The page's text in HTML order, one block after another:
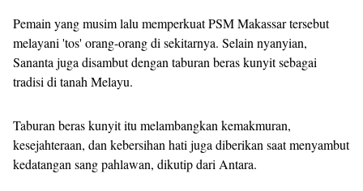
Pemain yang musim lalu memperkuat PSM Makassar tersebut
melayani 'tos' orang-orang di sekitarnya. Selain nyanyian,
Sananta juga disambut dengan taburan beras kunyit sebagai
tradisi di tanah Melayu.
Taburan beras kunyit itu melambangkan kemakmuran,
kesejahteraan, dan kebersihan hati juga diberikan saat menyambut
kedatangan sang pahlawan, dikutip dari Antara.